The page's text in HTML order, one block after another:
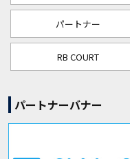
パートナー
RB COURT
パートナーバナー